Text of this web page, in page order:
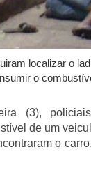
localizar o
o
(3),
de um
o